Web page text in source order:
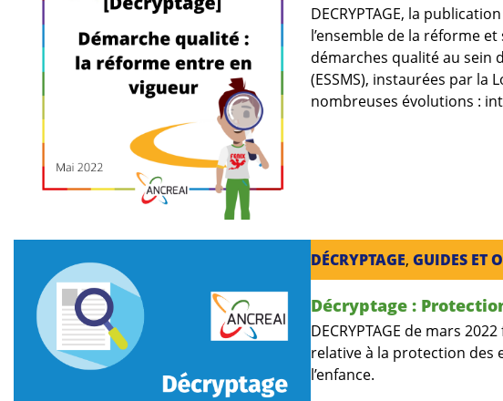
DECRYPTAGE, la
l’ensemble de la réforme
démarches qualité au sein
(ESSMS), instaurées par la
nombreuses évolutions :
DÉCRYPTAGE, GUIDES ET
Décryptage :
DECRYPTAGE de mars
relative à la protection des
l’enfance.